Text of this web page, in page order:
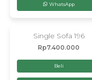
WhatsApp
Single Sofa 196
Rp7.400.000
Beli